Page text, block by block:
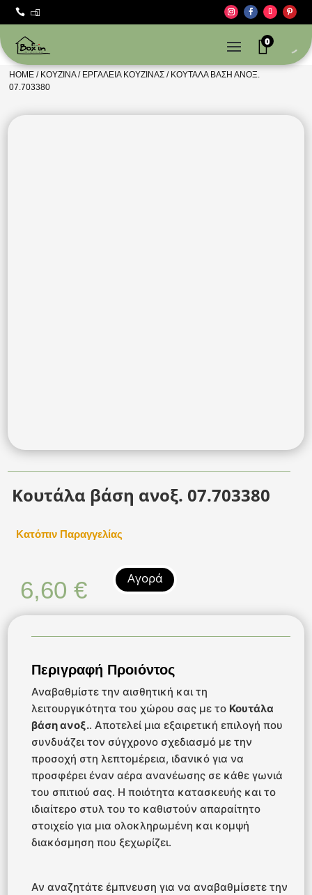
 
0
HOME / ΚΟΥΖΊΝΑ/ ΕΡΓΑΛΕΊΑ ΚΟΥΖΊΝΑΣ / ΚΟΥΤΆΛΑ ΒΆΣΗ ΑΝΟΞ.
07.703380
Κουτάλα βάση ανοξ. 07.703380
Κατόπιν Παραγγελίας
6,60€ Αγορά
Περιγραφή Προιόντος
Αναβαθμίστε την αισθητική και τη
λειτουργικότητα του χώρου σας με το Κουτάλα
βάση ανοξ.. Αποτελεί μια εξαιρετική επιλογή που
συνδυάζει τον σύγχρονο σχεδιασμό με την
προσοχή στη λεπτομέρεια, ιδανικό για να
προσφέρει έναν αέρα ανανέωσης σε κάθε γωνιά
του σπιτιού σας. Η ποιότητα κατασκευής και το
ιδιαίτερο στυλ του το καθιστούν απαραίτητο
στοιχείο για μια ολοκληρωμένη και κομψή
διακόσμηση που ξεχωρίζει.
Αν αναζητάτε έμπνευση για να αναβαθμίσετε την